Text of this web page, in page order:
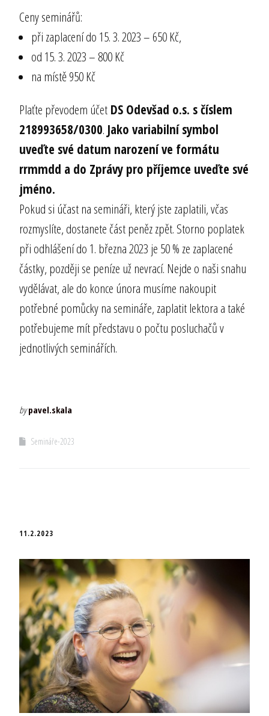
Ceny seminářů:
při zaplacení do 15. 3. 2023 – 650 Kč,
od 15. 3. 2023 – 800 Kč
na místě 950 Kč
Plaťte převodem účet DS Odevšad o.s. s číslem
218993658/0300. Jako variabilní symbol
uveďte své datum narození ve formátu
rrmmdd a do Zprávy pro příjemce uveďte své
jméno.
Pokud si účast na semináři, který jste zaplatili, včas
rozmyslíte, dostanete část peněz zpět. Storno poplatek
při odhlášení do 1. března 2023 je 50 % ze zaplacené
částky, později se peníze už nevrací. Nejde o naši snahu
vydělávat, ale do konce února musíme nakoupit
potřebné pomůcky na semináře, zaplatit lektora a také
potřebujeme mít představu o počtu posluchačů v
jednotlivých seminářích.
bypavel.skala
Semináře-2023
11.2.2023